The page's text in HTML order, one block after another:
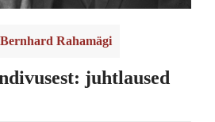
Rahamägi
juhtlaused